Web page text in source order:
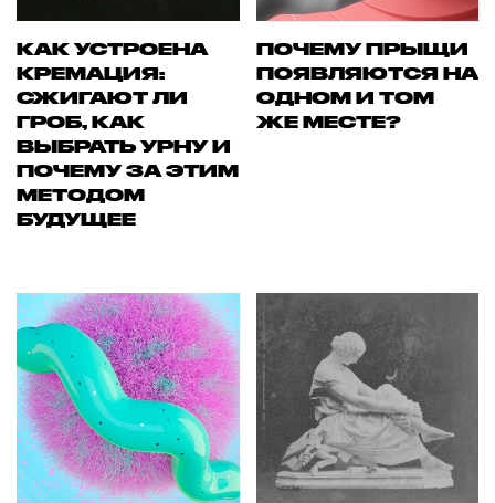
КАК УСТРОЕНА
КРЕМАЦИЯ:
СЖИГАЮТ ЛИ
ГРОБ, КАК
ВЫБРАТЬ УРНУ И
ПОЧЕМУ ЗА ЭТИМ
МЕТОДОМ
БУДУЩЕЕ
ПОЧЕМУ ПРЫЩИ
ПОЯВЛЯЮТСЯ НА
ОДНОМ И ТОМ
ЖЕ МЕСТЕ?